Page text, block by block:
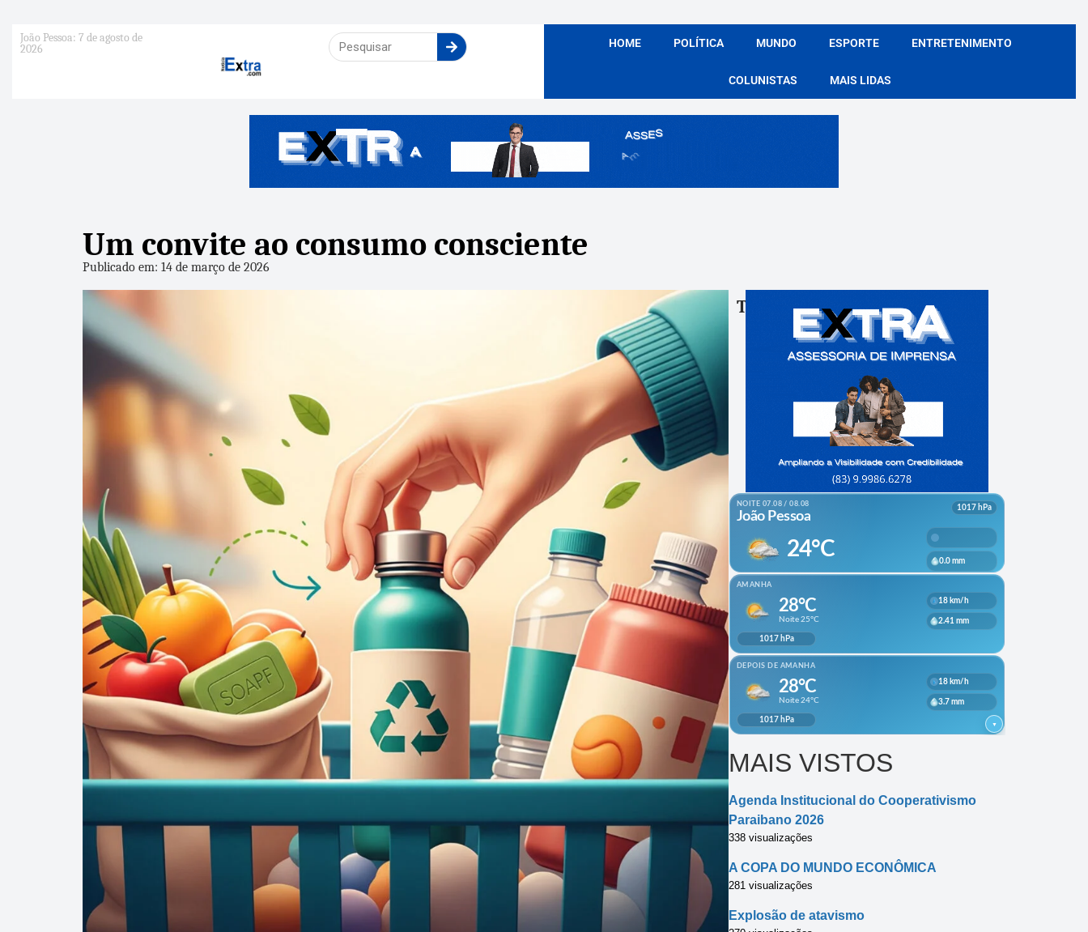
João Pessoa: 7 de agosto de
2026
HOME POLÍTICA MUNDO ESPORTE ENTRETENIMENTO
COLUNISTAS MAIS LIDAS
Um convite ao consumo consciente
Publicado em: 14 de março de 2026
Tags:Compartile:
MAIS VISTOS
Agenda Institucional do Cooperativismo
Paraibano 2026
338 visualizações
A COPA DO MUNDO ECONÔMICA
281 visualizações
Explosão de atavismo